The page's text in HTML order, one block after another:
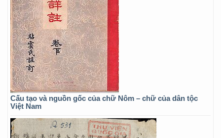
Cấu tạo và nguồn gốc của chữ Nôm – chữ của dân tộc
Việt Nam